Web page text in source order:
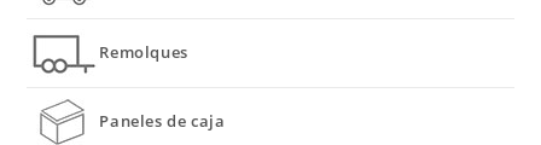
Remolques
Paneles de caja